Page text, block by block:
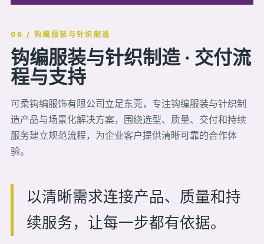
06 / 钩编服装与针织制造
钩编服装与针织制造 · 交付流
程与支持
可柔钩编服饰有限公司立足东莞，专注钩编服装与针织制
造产品与场景化解决方案，围绕选型、质量、交付和持续
服务建立规范流程，为企业客户提供清晰可靠的合作体
验。
以清晰需求连接产品、质量和持
续服务，让每一步都有依据。